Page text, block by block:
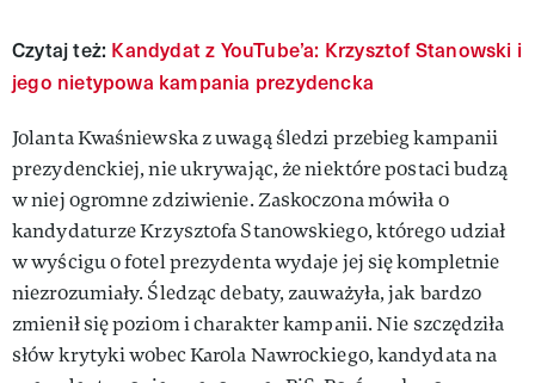
Czytaj też: Kandydat z YouTube’a: Krzysztof Stanowski i
jego nietypowa kampania prezydencka
Jolanta Kwaśniewska z uwagą śledzi przebieg kampanii
prezydenckiej, nie ukrywając, że niektóre postaci budzą
w niej ogromne zdziwienie. Zaskoczona mówiła o
kandydaturze Krzysztofa Stanowskiego, którego udział
w wyścigu o fotel prezydenta wydaje jej się kompletnie
niezrozumiały. Śledząc debaty, zauważyła, jak bardzo
zmienił się poziom i charakter kampanii. Nie szczędziła
słów krytyki wobec Karola Nawrockiego, kandydata na